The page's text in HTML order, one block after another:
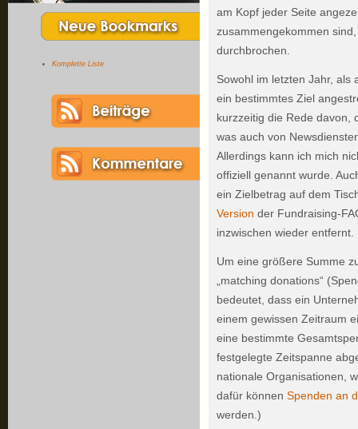
Komplette Liste
am Kopf jeder Seite
zusammengekommen
durchbrochen.
Sowohl im letzten Jahr, als
ein bestimmtes Ziel
kurzzeitig die Rede davon,
was auch von
Allerdings kann ich mich
offiziell genannt wurde.
ein Zielbetrag auf dem
Version der Fundraising-
inzwischen wieder entfernt.
Um eine größere Summe
„matching donations“
bedeutet, dass ein
einem gewissen Zeitraum
eine bestimmte
festgelegte Zeitspanne
nationale Organisationen,
dafür können Spenden an
werden.)